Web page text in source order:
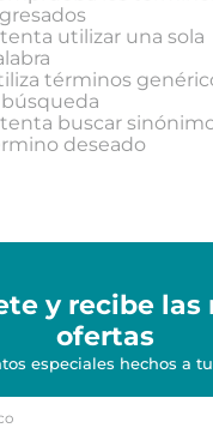
utilizar una sola
términos
búsqueda
buscar
deseado
y recibe las
ofertas
especiales hechos a